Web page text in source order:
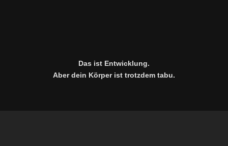
Das ist Entwicklung.
Aber dein Körper ist trotzdem tabu.